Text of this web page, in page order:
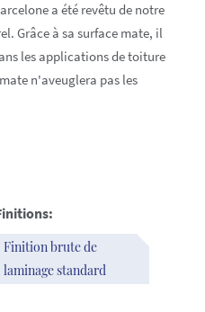
a été revêtu de notre
Grâce à sa surface mate, il
les applications de toiture
n'aveuglera pas les
Finition brute de
laminage standard